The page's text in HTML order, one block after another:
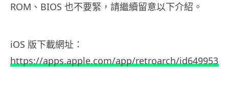
ROM、BIOS 也不要緊，請繼續留意以下介紹。
iOS 版下載網址：
https://apps.apple.com/app/retroarch/